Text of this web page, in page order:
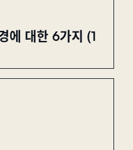
에 대한 6가지 (1